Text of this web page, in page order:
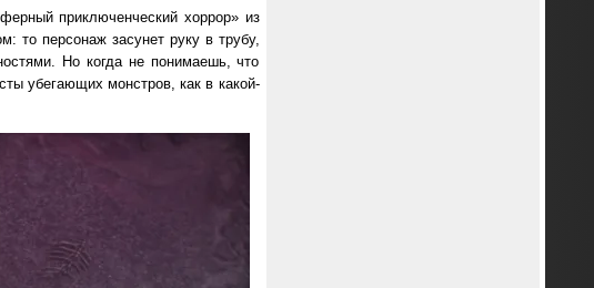
приключенческий хоррор» из
то персонаж засунет руку в трубу,
Но когда не понимаешь, что
убегающих монстров, как в какой-